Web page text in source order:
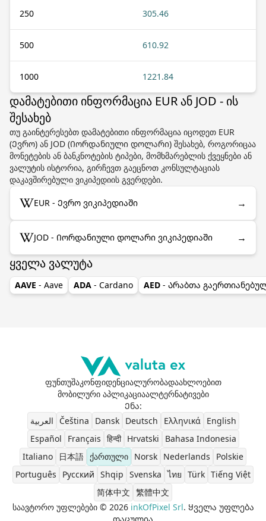
250 305.46
500 610.92
1000 1221.84
დამატებითი ინფორმაცია EUR ან JOD - ის
შესახებ
თუ გაინტერესებთ დამატებითი ინფორმაცია იცოდეთ EUR
(Ევრო) ან JOD (Იორდანიული დოლარი) შესახებ, როგორიცაა
მონეტების ან ბანკნოტების ტიპები, მომხმარებლის ქვეყნები ან
ვალუტის ისტორია, გირჩევთ გაეცნოთ კონსულტაციას
დაკავშირებული ვიკიპედიის გვერდები.
EUR - Ევრო ვიკიპედიაში →
JOD - Იორდანიული დოლარი ვიკიპედიაში →
ყველა ვალუტა
AAVE - Aave ADA - Cardano AED - Არაბთა
ფუნთუშაკონფიდენციალურობადაახლოებით
მობილური აპლიკაციაალტერნატივები
Ენა:
العربية
Čeština Dansk Deutsch Ελληνικά
English
Español
Français हिन्दी Hrvatski
Bahasa Indonesia
Italiano
日本語 ქართული Norsk Nederlands
Polskie
Português
Pусский Shqip Svenska ไทย Türk Tiếng Việt
简体中文 繁體中文
საავტორო უფლებები © 2026 inkOfPixel Srl. Ყველა უფლება